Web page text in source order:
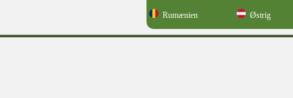
Rumænien Østrig